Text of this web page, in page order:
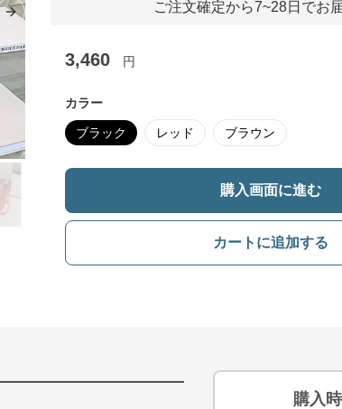
Next slide
ご注文確定から7~28日でお
3,460 円
カラー
ブラック レッド ブラウン
購入画面に進む
カートに追加する
購入